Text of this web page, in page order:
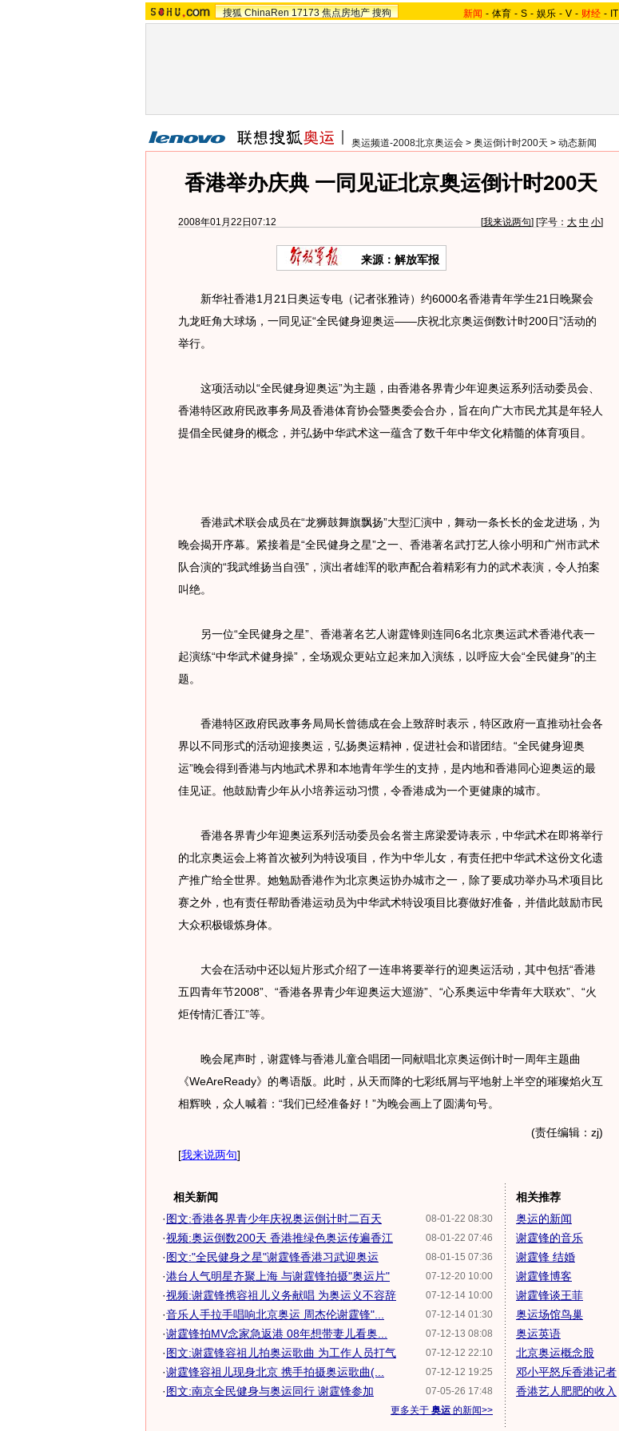
搜狐 ChinaRen 17173 焦点房地产 搜狗 新闻 - 体育 - S - 娱乐 - V - 财经 - IT
奥运频道-2008北京奥运会 > 奥运倒计时200天 > 动态新闻
香港举办庆典 一同见证北京奥运倒计时200天
2008年01月22日07:12 [我来说两句] [字号： 大 中 小]
来源：解放军报
新华社香港1月21日奥运专电（记者张雅诗）约6000名香港青年学生21日晚聚会
九龙旺角大球场，一同见证“全民健身迎奥运——庆祝北京奥运倒数计时200日”活动的
举行。
这项活动以“全民健身迎奥运”为主题，由香港各界青少年迎奥运系列活动委员会、
香港特区政府民政事务局及香港体育协会暨奥委会合办，旨在向广大市民尤其是年轻人
提倡全民健身的概念，并弘扬中华武术这一蕴含了数千年中华文化精髓的体育项目。
香港武术联会成员在“龙狮鼓舞旗飘扬”大型汇演中，舞动一条长长的金龙进场，为
晚会揭开序幕。紧接着是“全民健身之星”之一、香港著名武打艺人徐小明和广州市武术
队合演的“我武维扬当自强”，演出者雄浑的歌声配合着精彩有力的武术表演，令人拍案
叫绝。
另一位“全民健身之星”、香港著名艺人谢霆锋则连同6名北京奥运武术香港代表一
起演练“中华武术健身操”，全场观众更站立起来加入演练，以呼应大会“全民健身”的主
题。
香港特区政府民政事务局局长曾德成在会上致辞时表示，特区政府一直推动社会各
界以不同形式的活动迎接奥运，弘扬奥运精神，促进社会和谐团结。“全民健身迎奥
运”晚会得到香港与内地武术界和本地青年学生的支持，是内地和香港同心迎奥运的最
佳见证。他鼓励青少年从小培养运动习惯，令香港成为一个更健康的城市。
香港各界青少年迎奥运系列活动委员会名誉主席梁爱诗表示，中华武术在即将举行
的北京奥运会上将首次被列为特设项目，作为中华儿女，有责任把中华武术这份文化遗
产推广给全世界。她勉励香港作为北京奥运协办城市之一，除了要成功举办马术项目比
赛之外，也有责任帮助香港运动员为中华武术特设项目比赛做好准备，并借此鼓励市民
大众积极锻炼身体。
大会在活动中还以短片形式介绍了一连串将要举行的迎奥运活动，其中包括“香港
五四青年节2008”、“香港各界青少年迎奥运大巡游”、“心系奥运中华青年大联欢”、“火
炬传情汇香江”等。
晚会尾声时，谢霆锋与香港儿童合唱团一同献唱北京奥运倒计时一周年主题曲
《WeAreReady》的粤语版。此时，从天而降的七彩纸屑与平地射上半空的璀璨焰火互
相辉映，众人喊着：“我们已经准备好！”为晚会画上了圆满句号。
(责任编辑：zj)
[我来说两句]
相关新闻
08-01-22 08:30
·图文:香港各界青少年庆祝奥运倒计时二百天
08-01-22 07:46
·视频:奥运倒数200天 香港推绿色奥运传遍香江
08-01-15 07:36
·图文:"全民健身之星"谢霆锋香港习武迎奥运
07-12-20 10:00
·港台人气明星齐聚上海 与谢霆锋拍摄"奥运片"
07-12-14 10:00
·视频:谢霆锋携容祖儿义务献唱 为奥运义不容辞
07-12-14 01:30
·音乐人手拉手唱响北京奥运 周杰伦谢霆锋"...
07-12-13 08:08
·谢霆锋拍MV念家急返港 08年想带妻儿看奥...
07-12-12 22:10
·图文:谢霆锋容祖儿拍奥运歌曲 为工作人员打气
07-12-12 19:25
·谢霆锋容祖儿现身北京 携手拍摄奥运歌曲(...
07-05-26 17:48
·图文:南京全民健身与奥运同行 谢霆锋参加
更多关于 奥运 的新闻>>
相关推荐
奥运的新闻
谢霆锋的音乐
谢霆锋 结婚
谢霆锋博客
谢霆锋谈王菲
奥运场馆鸟巢
奥运英语
北京奥运概念股
邓小平怒斥香港记者
香港艺人肥肥的收入